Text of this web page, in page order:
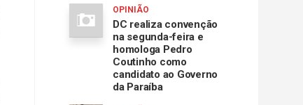
OPINIÃO
DC realiza convenção
na segunda-feira e
homologa Pedro
Coutinho como
candidato ao Governo
da Paraíba